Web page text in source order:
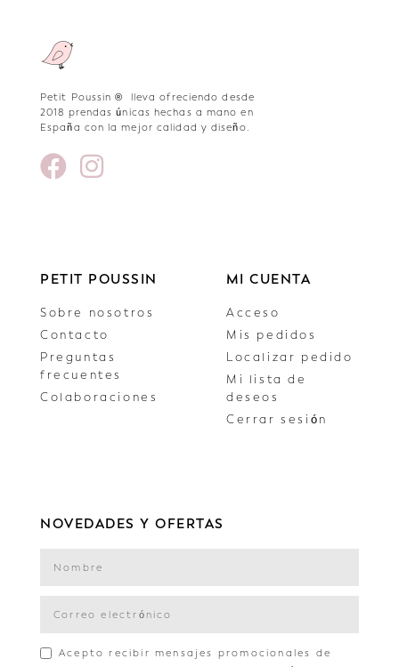
Petit Poussin ® lleva ofreciendo desde
2018 prendas únicas hechas a mano en
España con la mejor calidad y diseño.
PETIT POUSSIN
Sobre nosotros
Contacto
Preguntas
frecuentes
Colaboraciones
MI CUENTA
Acceso
Mis pedidos
Localizar pedido
Mi lista de
deseos
Cerrar sesión
NOVEDADES Y OFERTAS
Acepto recibir mensajes promocionales de